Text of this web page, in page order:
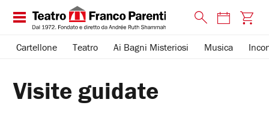
Cartellone Teatro Ai Bagni Misteriosi Musica
Visite guidate